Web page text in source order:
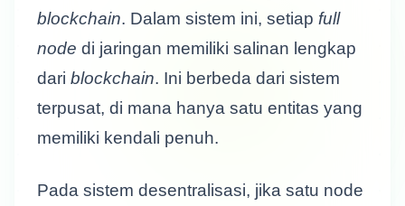
blockchain. Dalam sistem ini, setiap full
node di jaringan memiliki salinan lengkap
dari blockchain. Ini berbeda dari sistem
terpusat, di mana hanya satu entitas yang
memiliki kendali penuh.
Pada sistem desentralisasi, jika satu node